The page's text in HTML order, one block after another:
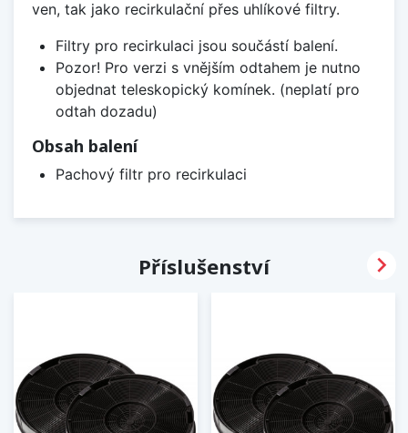
ven, tak jako recirkulační přes uhlíkové filtry.
Filtry pro recirkulaci jsou součástí balení.
Pozor! Pro verzi s vnějším odtahem je nutno
objednat teleskopický komínek. (neplatí pro
odtah dozadu)
Obsah balení
Pachový filtr pro recirkulaci
Příslušenství 